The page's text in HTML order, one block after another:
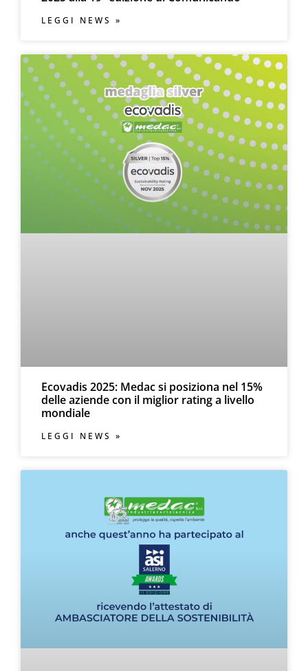
LEGGI NEWS »
Ecovadis 2025: Medac si posiziona nel 15%
delle aziende con il miglior rating a livello
mondiale
LEGGI NEWS »